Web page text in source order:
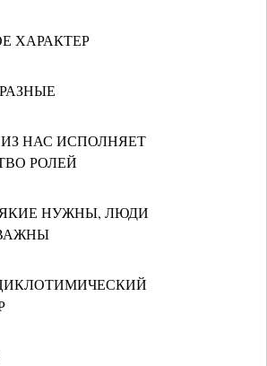
ХАРАКТЕР
НАС ИСПОЛНЯЕТ
РОЛЕЙ
НУЖНЫ, ЛЮДИ